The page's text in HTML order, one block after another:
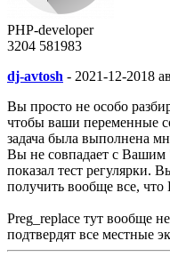
PHP-developer
3204 581983
dj-avtosh - 2021-12-2018
Вы просто не особо
чтобы ваши переменные
задача была выполнена
Вы не совпадает с Вашим
показал тест регулярки.
получить вообще все,
Preg_replace тут вообще
подтвердят все местные